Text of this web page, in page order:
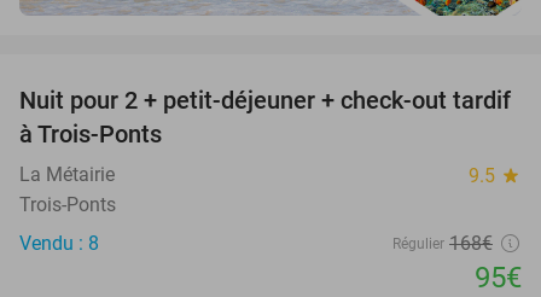
43%
Nuit pour 2 + petit-déjeuner + check-out tardif
à Trois-Ponts
La Métairie 9.5 star
Trois-Ponts
Vendu : 8
Régulier 168€
95€